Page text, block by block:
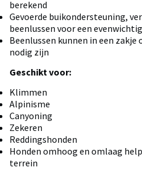
berekend
Gevoerde buikondersteuning,
beenlussen voor een
Beenlussen kunnen in een
nodig zijn
Geschikt voor:
Klimmen
Alpinisme
Canyoning
Zekeren
Reddingshonden
Honden omhoog en omlaag
terrein